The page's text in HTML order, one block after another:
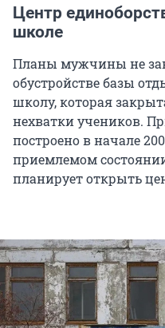
Центр
школе
Планы мужчины не
обустройстве базы
школу, которая
нехватки учеников.
построено в начале
приемлемом
планирует открыть